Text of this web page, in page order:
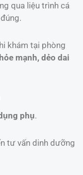
qua liệu trình cá
khám tại phòng
mạnh, dẻo dai
phụ.
tư vấn dinh dưỡng